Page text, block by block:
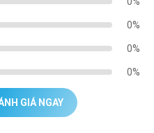
0%
0%
0%
GIÁ NGAY